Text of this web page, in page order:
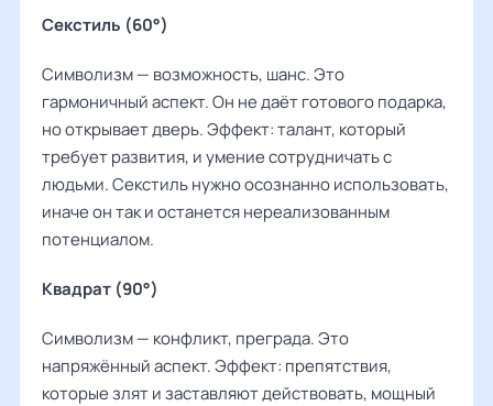
Секстиль (60°)
Символизм — возможность, шанс. Это
гармоничный аспект. Он не даёт готового подарка,
но открывает дверь. Эффект: талант, который
требует развития, и умение сотрудничать с
людьми. Секстиль нужно осознанно использовать,
иначе он так и останется нереализованным
потенциалом.
Квадрат (90°)
Символизм — конфликт, преграда. Это
напряжённый аспект. Эффект: препятствия,
которые злят и заставляют действовать, мощный